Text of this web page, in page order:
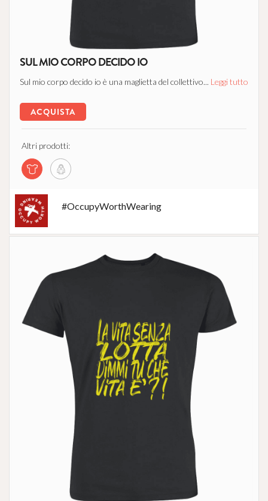
SUL MIO CORPO DECIDO IO
Sul mio corpo decido io è una maglietta del collettivo... Leggi tutto
ACQUISTA
Altri prodotti:
#OccupyWorthWearing